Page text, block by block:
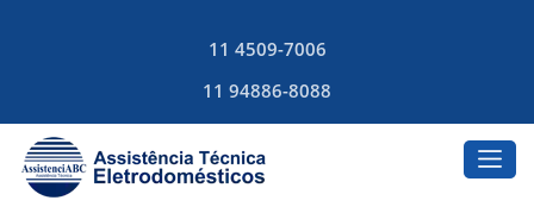
11 4509-7006
11 94886-8088